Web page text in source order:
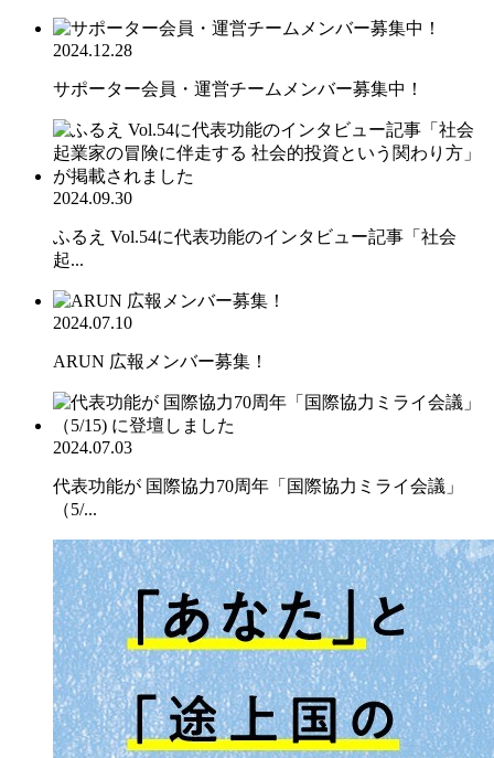
2024.12.28
サポーター会員・運営チームメンバー募集中！
2024.09.30
ふるえ Vol.54に代表功能のインタビュー記事「社会
起...
2024.07.10
ARUN 広報メンバー募集！
2024.07.03
代表功能が 国際協力70周年「国際協力ミライ会議」
（5/...